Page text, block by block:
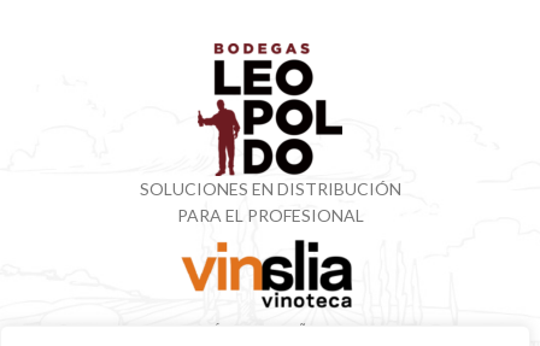
SOLUCIONES EN DISTRIBUCIÓN
PARA EL PROFESIONAL
VINOTECA CON MÁS DE 50 AÑOS ESPECIALIZADOS